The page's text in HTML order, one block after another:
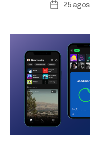
Post
25